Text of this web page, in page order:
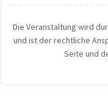
Die Veranstaltung wird
und ist der rechtliche
Seite und